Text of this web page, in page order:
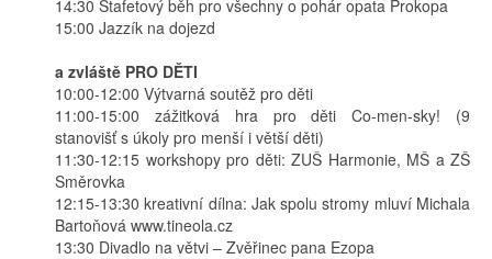
14:30 Štafetový běh pro všechny o pohár opata Prokopa
15:00 Jazzík na dojezd
a zvláště PRO DĚTI
10:00-12:00 Výtvarná soutěž pro děti
11:00-15:00 zážitková hra pro děti Co-men-sky! (9
stanovišť s úkoly pro menší i větší děti)
11:30-12:15 workshopy pro děti: ZUŠ Harmonie, MŠ a ZŠ
Směrovka
12:15-13:30 kreativní dílna: Jak spolu stromy mluví Michala
Bartoňová www.tineola.cz
13:30 Divadlo na větvi – Zvěřinec pana Ezopa